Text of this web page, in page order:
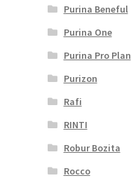
Purina Beneful
Purina One
Purina Pro Plan
Purizon
Rafi
RINTI
Robur Bozita
Rocco